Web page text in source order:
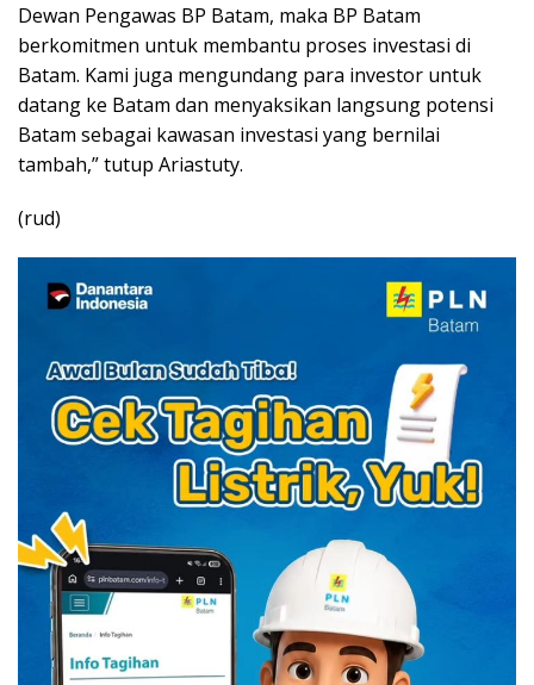
Dewan Pengawas BP Batam, maka BP Batam
berkomitmen untuk membantu proses investasi di
Batam. Kami juga mengundang para investor untuk
datang ke Batam dan menyaksikan langsung potensi
Batam sebagai kawasan investasi yang bernilai
tambah,” tutup Ariastuty.
(rud)